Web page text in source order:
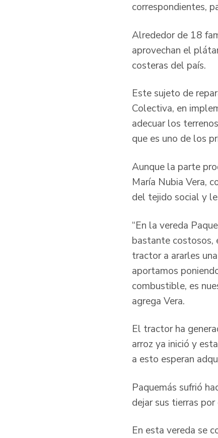
correspondientes,
Alrededor de 18
aprovechan el
costeras del país.
Este sujeto de
Colectiva, en
adecuar los
que es uno de los
Aunque la parte
María Nubia Vera,
del tejido social y
“En la vereda
bastante costosos,
tractor a ararles
aportamos
combustible, es
agrega Vera.
El tractor ha
arroz ya inició y
a esto esperan
Paquemás sufrió
dejar sus tierras
En esta vereda se